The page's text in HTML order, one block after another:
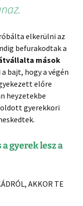
elkerülni az
befurakodtak a
mások
bajt, hogy a végén
előre
heyzetekbe
oldott gyerekkori
gyerek lesz a
AKKOR TE